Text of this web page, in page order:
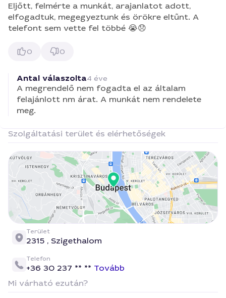
Eljőtt, felmérte a munkát, arajanlatot adott,
elfogadtuk, megegyeztunk és örökre eltűnt. A
telefont sem vette fel többé 😭😞
0 0
Antal válaszolta4 éve
A megrendelő nem fogadta el az általam
felajánlott nm árat. A munkát nem rendelete
meg.
Szolgáltatási terület és elérhetőségek
Terület
2315 , Szigethalom
Telefon
+36 30 237 ** ** Tovább
Mi várható ezután?